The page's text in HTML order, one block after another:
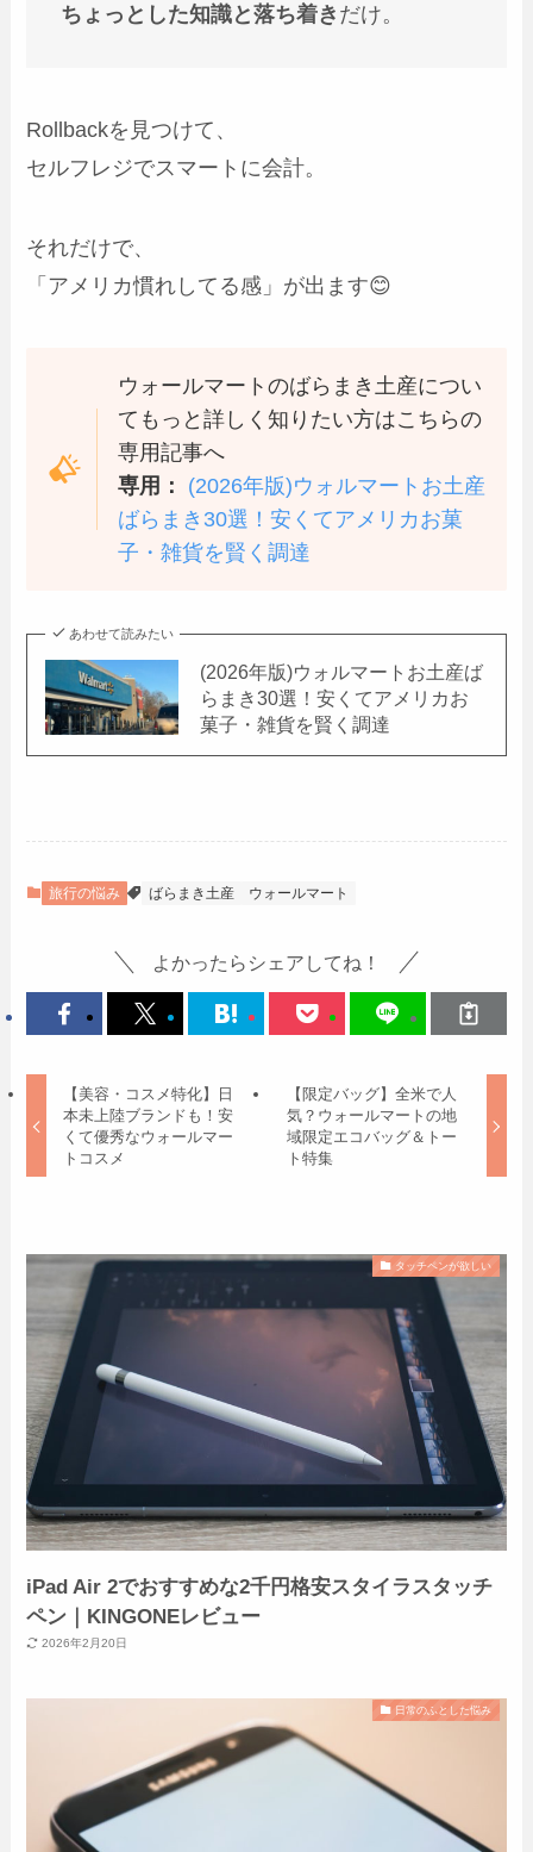
ちょっとした知識と落ち着き だけ。
Rollbackを見つけて、
セルフレジでスマートに会計。
それだけで、
「アメリカ慣れしてる感」が出ます😊
ウォールマートのばらまき土産につい
てもっと詳しく知りたい方はこちらの
専用記事へ
専用：
(2026年版)ウォルマートお土産
ばらまき30選！安くてアメリカお菓
子・雑貨を賢く調達
あわせて読みたい
(2026年版)ウォルマートお土産ば
らまき30選！安くてアメリカお
菓子・雑貨を賢く調達
旅行の悩み ばらまき土産 ウォールマート
よかったらシェアしてね！
【美容・コスメ特化】日
本未上陸ブランドも！安
くて優秀なウォールマー
トコスメ
【限定バッグ】全米で人
気？ウォールマートの地
域限定エコバッグ＆トー
ト特集
タッチペンが欲しい
iPad Air 2でおすすめな2千円格安スタイラスタッチ
ペン｜KINGONEレビュー
2026年2月20日
日常のふとした悩み